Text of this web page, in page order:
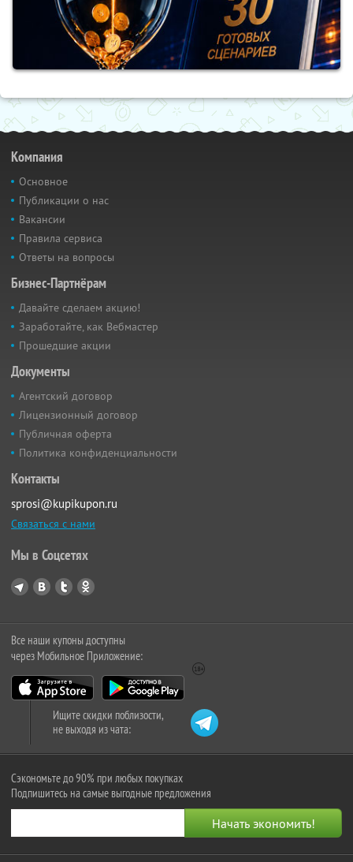
Компания
Основное
Публикации о нас
Вакансии
Правила сервиса
Ответы на вопросы
Бизнес-Партнёрам
Давайте сделаем акцию!
Заработайте, как Вебмастер
Прошедшие акции
Документы
Агентский договор
Лицензионный договор
Публичная оферта
Политика конфиденциальности
Контакты
sprosi@kupikupon.ru
Связаться с нами
Мы в Соцсетях
Все наши купоны доступны
через Мобильное Приложение:
Ищите скидки поблизости,
не выходя из чата:
Сэкономьте до 90% при любых покупках
Подпишитесь на самые выгодные предложения